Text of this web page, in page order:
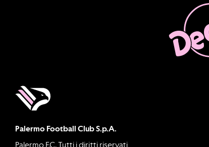
Palermo Football Club S.p.A.
Palermo F.C. Tutti i diritti riservati